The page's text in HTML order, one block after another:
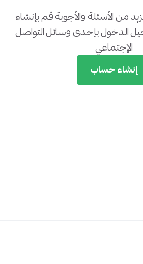
من الأسئلة والأجوبة قم بإنشاء
الدخول بإحدى وسائل التواصل
الإجتماعي
إنشاء حساب